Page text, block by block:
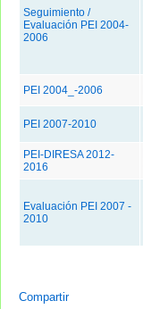
Seguimiento /
Evaluación PEI 2004-
2006
PEI 2004_-2006
PEI 2007-2010
PEI-DIRESA 2012-
2016
Evaluación PEI 2007 -
2010
Compartir